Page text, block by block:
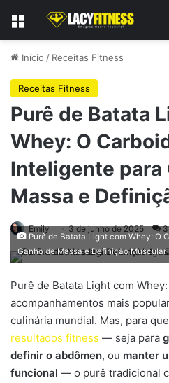
Menu
Início / Receitas Fitness
Receitas Fitness
Purê de Batata
Whey: O
Inteligente para
Massa e
Emily 3 de junho de 2025 3
Purê de Batata Light com Whey: O
Ganho de Massa e Definição Muscular
Purê de Batata Light com
acompanhamentos mais
culinária mundial. Mas, para
resultados fitness — seja para
definir o abdômen, ou manter
funcional — o purê tradicional